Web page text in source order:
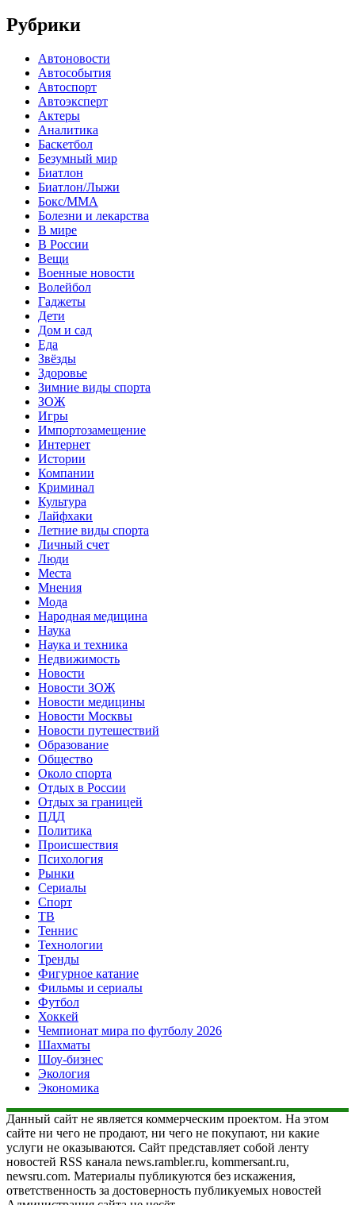
Рубрики
Автоновости
Автособытия
Автоспорт
Автоэксперт
Актеры
Аналитика
Баскетбол
Безумный мир
Биатлон
Биатлон/Лыжи
Бокс/MMA
Болезни и лекарства
В мире
В России
Вещи
Военные новости
Волейбол
Гаджеты
Дети
Дом и сад
Еда
Звёзды
Здоровье
Зимние виды спорта
ЗОЖ
Игры
Импортозамещение
Интернет
Истории
Компании
Криминал
Культура
Лайфхаки
Летние виды спорта
Личный счет
Люди
Места
Мнения
Мода
Народная медицина
Наука
Наука и техника
Недвижимость
Новости
Новости ЗОЖ
Новости медицины
Новости Москвы
Новости путешествий
Образование
Общество
Около спорта
Отдых в России
Отдых за границей
ПДД
Политика
Происшествия
Психология
Рынки
Сериалы
Спорт
ТВ
Теннис
Технологии
Тренды
Фигурное катание
Фильмы и сериалы
Футбол
Хоккей
Чемпионат мира по футболу 2026
Шахматы
Шоу-бизнес
Экология
Экономика
Данный сайт не является коммерческим проектом. На этом
сайте ни чего не продают, ни чего не покупают, ни какие
услуги не оказываются. Сайт представляет собой ленту
новостей RSS канала news.rambler.ru, kommersant.ru,
newsru.com. Материалы публикуются без искажения,
ответственность за достоверность публикуемых новостей